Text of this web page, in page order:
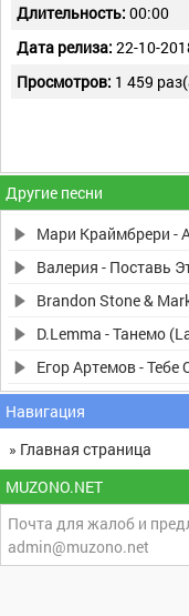
Длительность: 00:00
Дата релиза: 22-10-
Просмотров: 1 459
Другие песни
Мари Краймбрери -
Валерия - Поставь
Brandon Stone &
D.Lemma - Танемо
Егор Артемов -
Навигация
» Главная страница
MUZONO.NET
Почта для жалоб и
admin@muzono.net